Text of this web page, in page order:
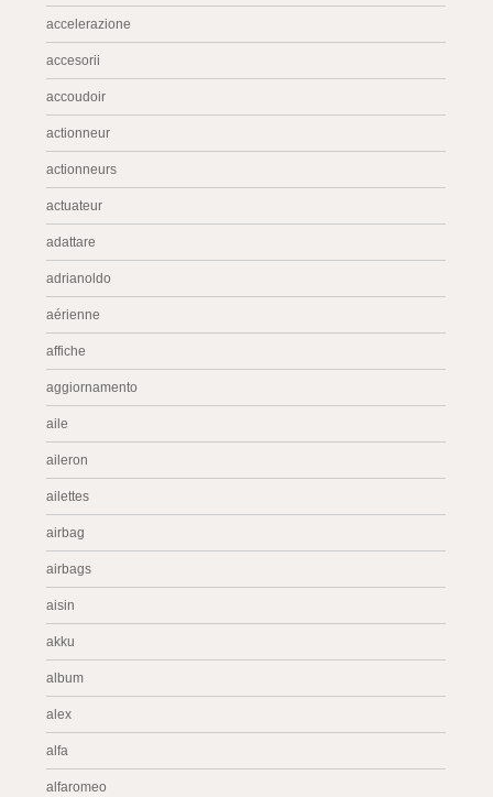
accelerazione
accesorii
accoudoir
actionneur
actionneurs
actuateur
adattare
adrianoldo
aérienne
affiche
aggiornamento
aile
aileron
ailettes
airbag
airbags
aisin
akku
album
alex
alfa
alfaromeo